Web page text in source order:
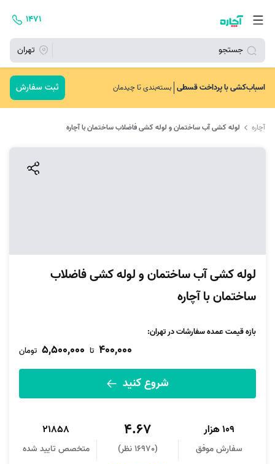
جستجو تهران
۱۴۷۱
اسباب‌کشی با پرداخت قسطی بسته‌بندی تا چیدمان ثبت سفارش
آچاره لوله کشی آب ساختمان و لوله کشی فاضلاب ساختمان با آچاره
لوله کشی آب ساختمان و لوله کشی فاضلاب
ساختمان با آچاره
بازه قیمت عمده سفارشات در تهران:
400,000 تا 5,500,000 تومان
شروع کنید
109 هزار
سفارش موفق
4.67
(16970 نظر)
21858
متخصص تایید شده